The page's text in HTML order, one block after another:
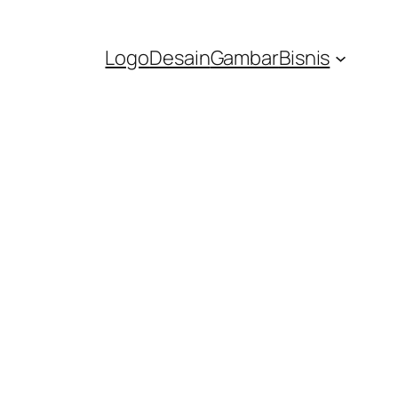
LogoDesainGambarBisnis